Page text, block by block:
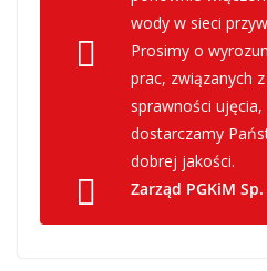
wody w sieci
Prosimy o
prac, związanych
sprawności
dostarczamy
dobrej jakości.
Zarząd PGKiM